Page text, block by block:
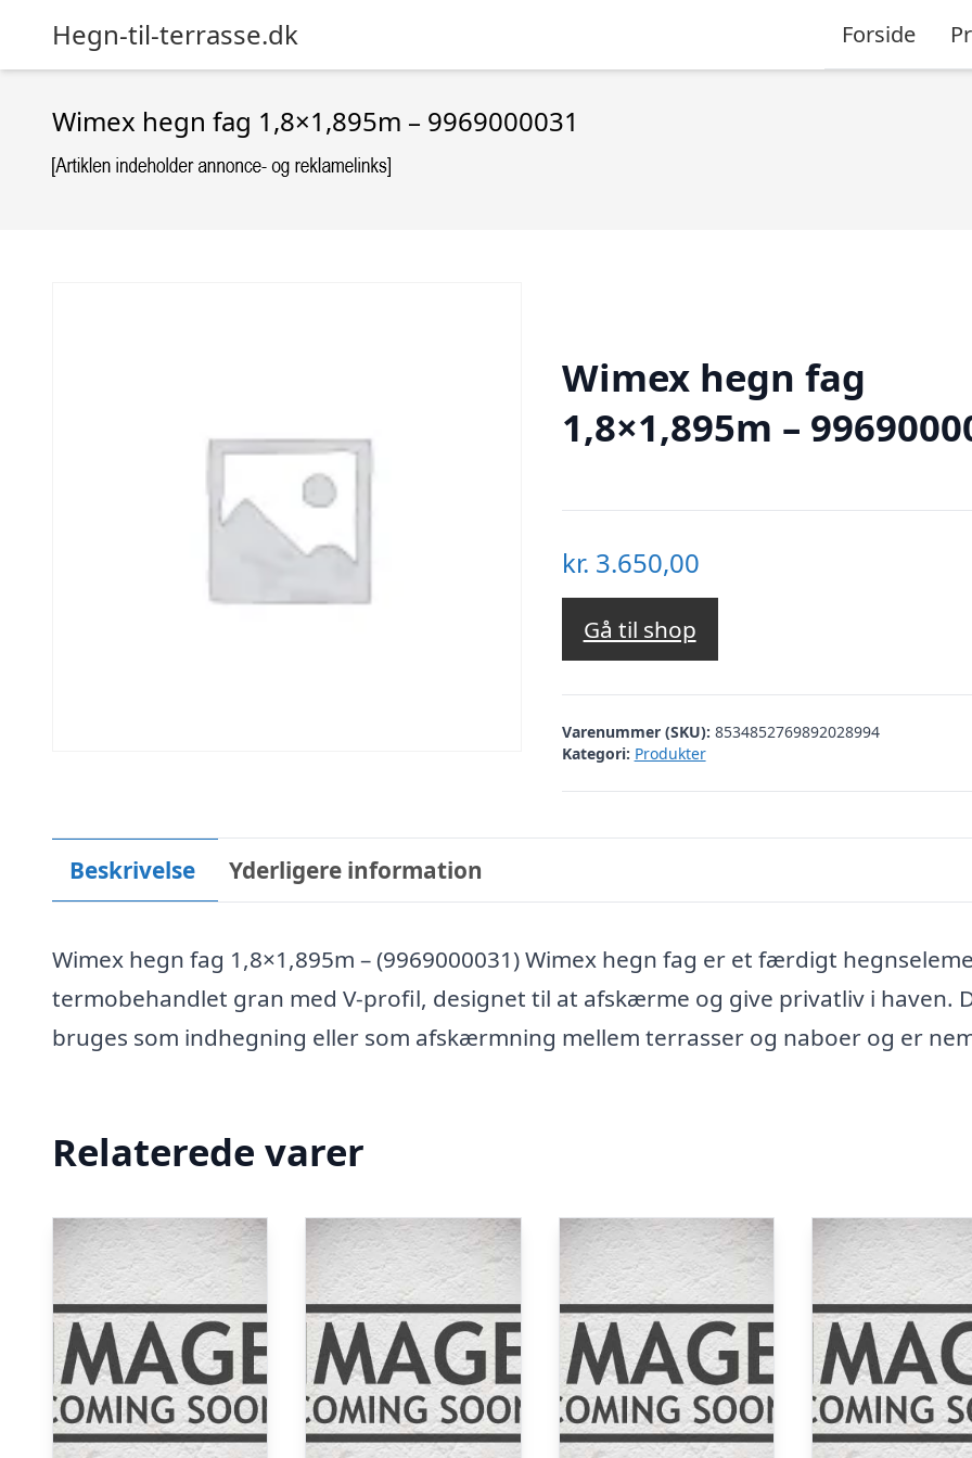
Hegn-til-terrasse.dk Forside
Wimex hegn fag 1,8×1,895m – 9969000031
Wimex hegn fag
1,8×1,895m –
kr. 3.650,00
Gå til shop
Varenummer (SKU): 8534852769892028994
Kategori: Produkter
Beskrivelse Yderligere information
Wimex hegn fag 1,8×1,895m – (9969000031) Wimex hegn fag er et færdigt
termobehandlet gran med V-profil, designet til at afskærme og give privatliv i haven.
bruges som indhegning eller som afskærmning mellem terrasser og naboer og er
Relaterede varer